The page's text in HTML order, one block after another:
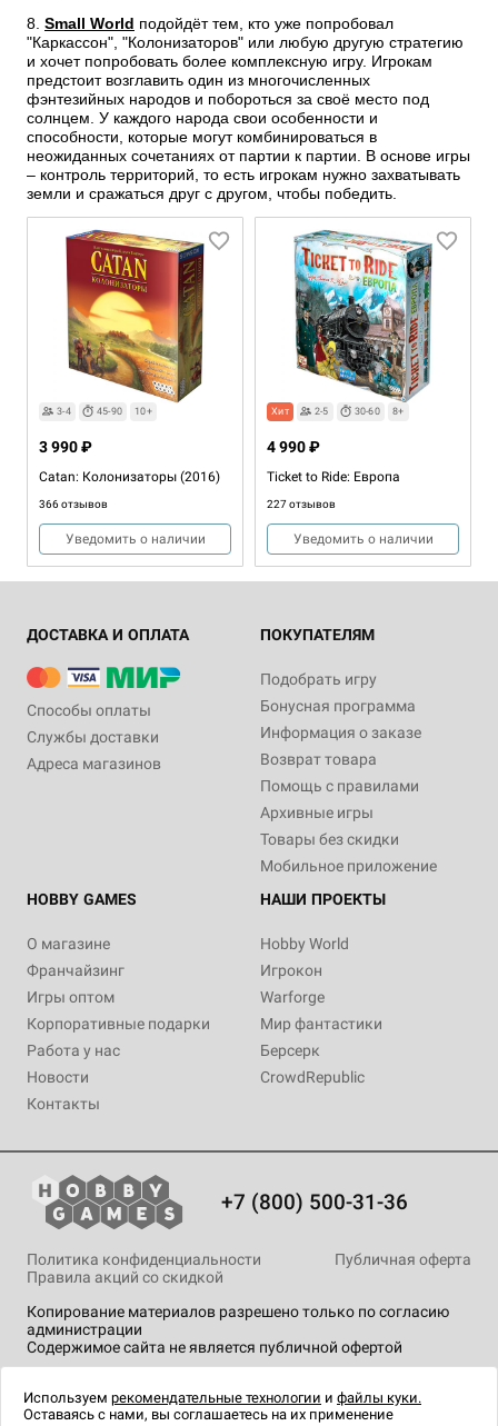
8. Small World подойдёт тем, кто уже попробовал
"Каркассон", "Колонизаторов" или любую другую стратегию
и хочет попробовать более комплексную игру. Игрокам
предстоит возглавить один из многочисленных
фэнтезийных народов и побороться за своё место под
солнцем. У каждого народа свои особенности и
способности, которые могут комбинироваться в
неожиданных сочетаниях от партии к партии. В основе игры
– контроль территорий, то есть игрокам нужно захватывать
земли и сражаться друг с другом, чтобы победить.
3-4 45-90 10+
Catan: Колонизаторы (2016)
366 отзывов
3 990 ₽
Уведомить о наличии
Хит 2-5 30-60 8+
Ticket to Ride: Европа
227 отзывов
4 990 ₽
Уведомить о наличии
1-6 30-60 18+ Хит 2-5 40-80
Small World: Маленький мир
4 990 ₽
ДОСТАВКА И ОПЛАТА
Способы оплаты
Службы доставки
Адреса магазинов
ПОКУПАТЕЛЯМ
Подобрать игру
Бонусная программа
Информация о заказе
Возврат товара
Помощь с правилами
Архивные игры
Товары без скидки
Мобильное приложение
HOBBY GAMES
О магазине
Франчайзинг
Игры оптом
Корпоративные подарки
Работа у нас
Новости
Контакты
НАШИ ПРОЕКТЫ
Hobby World
Игрокон
Warforge
Мир фантастики
Берсерк
CrowdRepublic
+7 (800) 500-31-36
Копирование материалов разрешено только по согласию
администрации
Содержимое сайта не является публичной офертой
Политика конфиденциальности
Публичная оферта
Правила акций со скидкой
технологии .
Используем рекомендательные технологии и файлы куки.
Оставаясь с нами, вы соглашаетесь на их применение